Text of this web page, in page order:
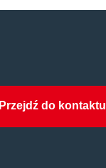
Przejdź do kontaktu